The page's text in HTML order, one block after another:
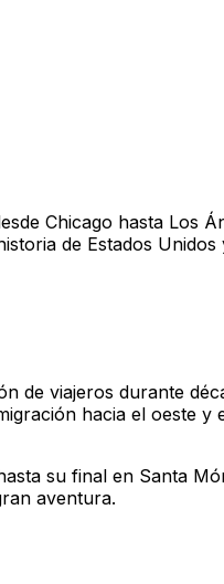
Chicago hasta Los
de Estados
de viajeros durante
hacia el oeste y
su final en Santa
aventura.